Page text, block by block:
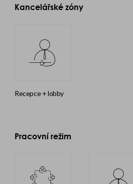
Kancelářské zóny
recepce + lobby
Pracovní režim